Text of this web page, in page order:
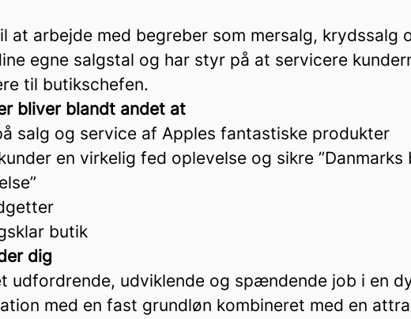
at arbejde med begreber som mersalg, krydssalg
egne salgstal og har styr på at servicere
til butikschefen.
bliver blandt andet at
salg og service af Apples fantastiske produkter
en virkelig fed oplevelse og sikre ”Danmarks
butik
dig
udfordrende, udviklende og spændende job i en
med en fast grundløn kombineret med en